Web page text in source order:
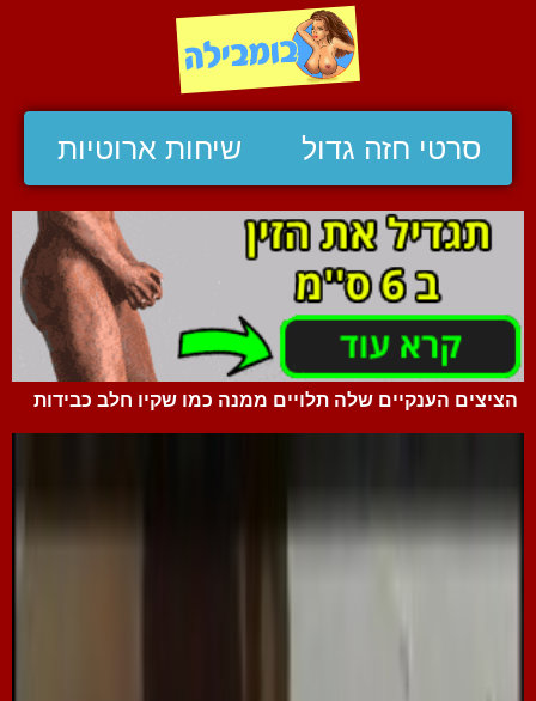
סרטי חזה גדול שיחות ארוטיות
הציצים הענקיים שלה תלויים ממנה כמו שקיו חלב כבידות